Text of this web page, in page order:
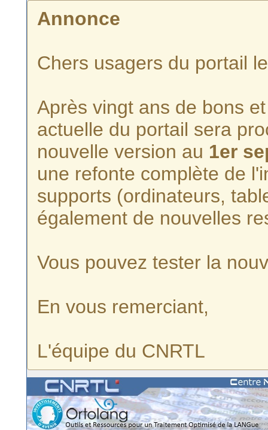
Annonce
Chers usagers du portail
Après vingt ans de bons
actuelle du portail sera
nouvelle version au 1er
une refonte complète de
supports (ordinateurs,
également de nouvelles
Vous pouvez tester la
En vous remerciant,
L'équipe du CNRTL